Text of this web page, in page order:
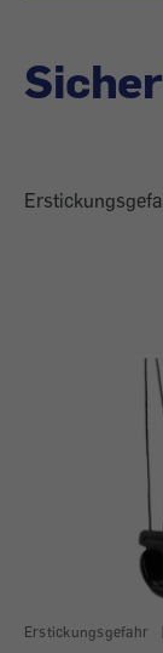
Erstickungsgefahr |